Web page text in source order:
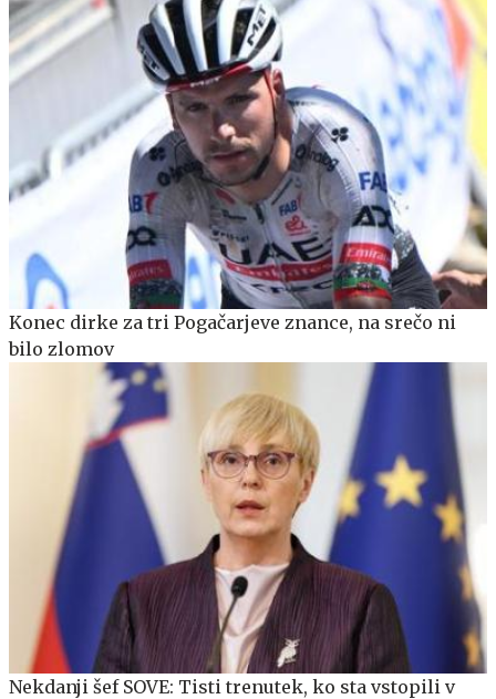
Konec dirke za tri Pogačarjeve znance, na srečo ni
bilo zlomov
Nekdanji šef SOVE: Tisti trenutek, ko sta vstopili v